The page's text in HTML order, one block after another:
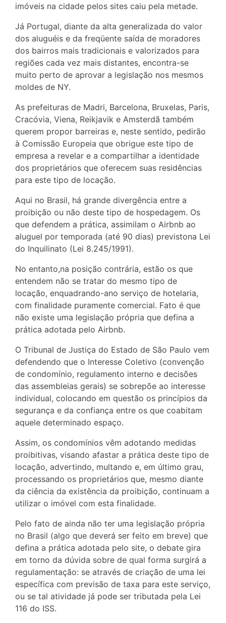
imóveis na cidade pelos sites caiu pela metade.
Já Portugal, diante da alta generalizada do valor
dos aluguéis e da freqüente saída de moradores
dos bairros mais tradicionais e valorizados para
regiões cada vez mais distantes, encontra-se
muito perto de aprovar a legislação nos mesmos
moldes de NY.
As prefeituras de Madri, Barcelona, Bruxelas, Paris,
Cracóvia, Viena, Reikjavik e Amsterdã também
querem propor barreiras e, neste sentido, pedirão
à Comissão Europeia que obrigue este tipo de
empresa a revelar e a compartilhar a identidade
dos proprietários que oferecem suas residências
para este tipo de locação.
Aqui no Brasil, há grande divergência entre a
proibição ou não deste tipo de hospedagem. Os
que defendem a prática, assimilam o Airbnb ao
aluguel por temporada (até 90 dias) previstona Lei
do Inquilinato (Lei 8.245/1991).
No entanto,na posição contrária, estão os que
entendem não se tratar do mesmo tipo de
locação, enquadrando-ano serviço de hotelaria,
com finalidade puramente comercial. Fato é que
não existe uma legislação própria que defina a
prática adotada pelo Airbnb.
O Tribunal de Justiça do Estado de São Paulo vem
defendendo que o Interesse Coletivo (convenção
de condomínio, regulamento interno e decisões
das assembleias gerais) se sobrepõe ao interesse
individual, colocando em questão os princípios da
segurança e da confiança entre os que coabitam
aquele determinado espaço.
Assim, os condomínios vêm adotando medidas
proibitivas, visando afastar a prática deste tipo de
locação, advertindo, multando e, em último grau,
processando os proprietários que, mesmo diante
da ciência da existência da proibição, continuam a
utilizar o imóvel com esta finalidade.
Pelo fato de ainda não ter uma legislação própria
no Brasil (algo que deverá ser feito em breve) que
defina a prática adotada pelo site, o debate gira
em torno da dúvida sobre de qual forma surgirá a
regulamentação: se através de criação de uma lei
específica com previsão de taxa para este serviço,
ou se tal atividade já pode ser tributada pela Lei
116 do ISS.